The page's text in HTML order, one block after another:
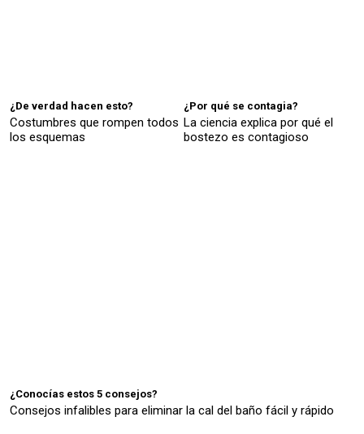
¿De verdad hacen esto?
Costumbres que rompen todos
los esquemas
¿Por qué se contagia?
La ciencia explica por qué el
bostezo es contagioso
¿Conocías estos 5 consejos?
Consejos infalibles para eliminar la cal del baño fácil y rápido